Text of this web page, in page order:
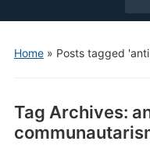
Home» Posts tagged
Tag Archives: